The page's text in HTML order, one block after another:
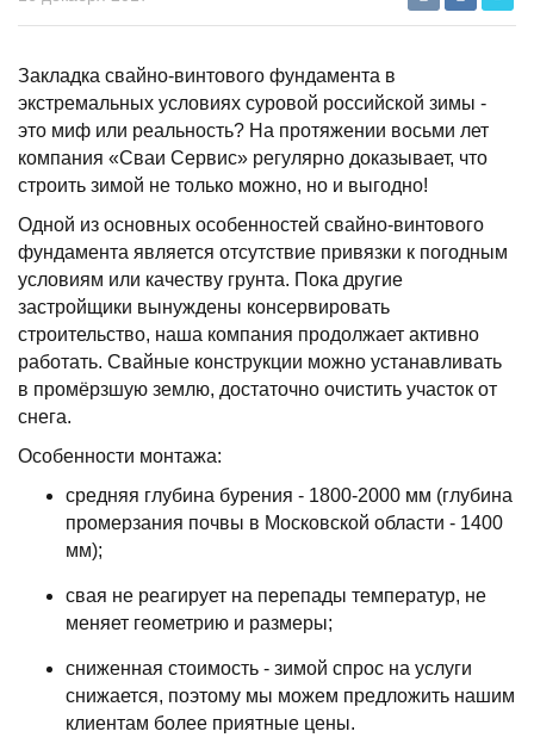
Закладка свайно-винтового фундамента в
экстремальных условиях суровой российской зимы -
это миф или реальность? На протяжении восьми лет
компания «Сваи Сервис» регулярно доказывает, что
строить зимой не только можно, но и выгодно!
Одной из основных особенностей свайно-винтового
фундамента является отсутствие привязки к погодным
условиям или качеству грунта. Пока другие
застройщики вынуждены консервировать
строительство, наша компания продолжает активно
работать. Свайные конструкции можно устанавливать
в промёрзшую землю, достаточно очистить участок от
снега.
Особенности монтажа:
средняя глубина бурения - 1800-2000 мм (глубина
промерзания почвы в Московской области - 1400
мм);
свая не реагирует на перепады температур, не
меняет геометрию и размеры;
сниженная стоимость - зимой спрос на услуги
снижается, поэтому мы можем предложить нашим
клиентам более приятные цены.